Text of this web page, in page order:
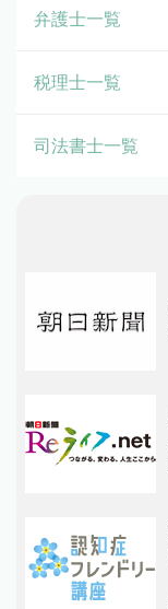
弁護士一覧
税理士一覧
司法書士一覧